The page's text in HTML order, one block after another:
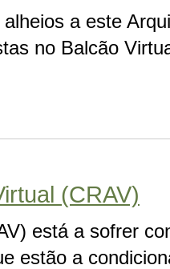
a este
no Balcão
(CRAV)
está a sofrer
estão a